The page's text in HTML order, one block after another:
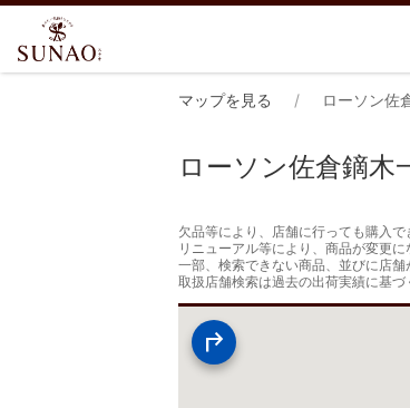
マップを見る ローソン佐
ローソン佐倉鏑木
欠品等により、店舗に行っても購入
リニューアル等により、商品が変更
一部、検索できない商品、並びに店舗
取扱店舗検索は過去の出荷実績に基